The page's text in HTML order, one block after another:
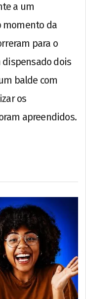
a um
momento da
para o
dois
balde com
os
apreendidos.